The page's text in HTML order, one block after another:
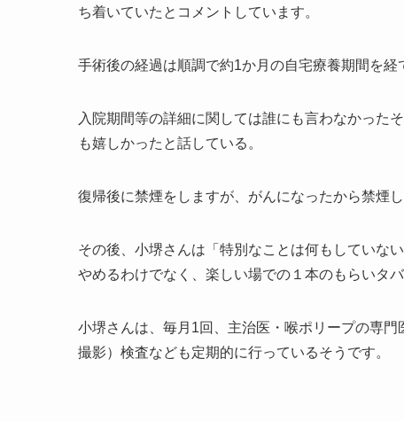
ち着いていたとコメントしています。
手術後の経過は順調で約1か月の自宅療養期間を経
入院期間等の詳細に関しては誰にも言わなかった
も嬉しかったと話している。
復帰後に禁煙をしますが、がんになったから禁煙
その後、小堺さんは「特別なことは何もしていな
やめるわけでなく、楽しい場での１本のもらいタ
小堺さんは、毎月1回、主治医・喉ポリープの専
撮影）検査なども定期的に行っているそうです。